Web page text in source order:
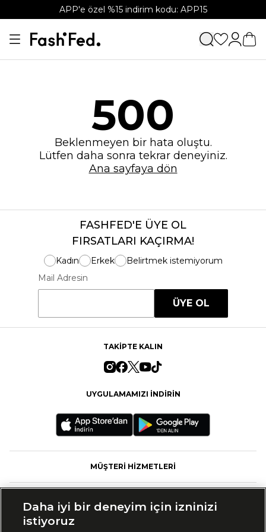
APP'e özel %15 indirim kodu: APP15
500
Beklenmeyen bir hata oluştu.
Lütfen daha sonra tekrar deneyiniz.
Ana sayfaya dön
FASHFED'E ÜYE OL
FIRSATLARI KAÇIRMA!
Kadın Erkek
Belirtmek istemiyorum
Mail Adresin
ÜYE OL
TAKİPTE KALIN
UYGULAMAMIZI İNDİRİN
MÜŞTERİ HİZMETLERİ
Daha iyi bir deneyim için izninizi
istiyoruz